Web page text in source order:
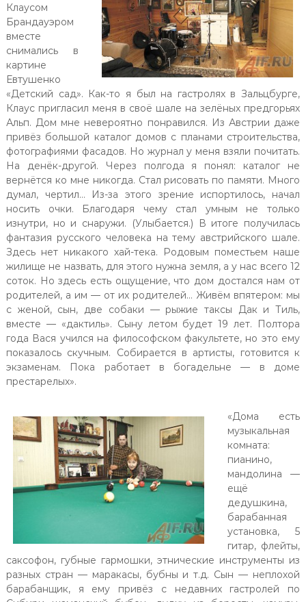
Клаусом
Брандауэром
вместе
снимались в
картине
Евтушенко
«Детский сад». Как-то я был на гастролях в Зальцбурге,
Клаус пригласил меня в своё шале на зелёных предгорьях
Альп. Дом мне невероятно понравился. Из Австрии даже
привёз большой каталог домов с планами строительства,
фотографиями фасадов. Но журнал у меня взяли почитать.
На денёк-другой. Через полгода я понял: каталог не
вернётся ко мне никогда. Стал рисовать по памяти. Много
думал, чертил… Из-за этого зрение испортилось, начал
носить очки. Благодаря чему стал умным не только
изнутри, но и снаружи. (Улыбается.) В итоге получилась
фантазия русского человека на тему австрийского шале.
Здесь нет никакого хай-тека. Родовым поместьем наше
жилище не назвать, для этого нужна земля, а у нас всего 12
соток. Но здесь есть ощущение, что дом достался нам от
родителей, а им — от их родителей… Живём впятером: мы
с женой, сын, две собаки — рыжие таксы Дак и Тиль,
вместе — «дактиль». Сыну летом будет 19 лет. Полтора
года Вася учился на философском факультете, но это ему
показалось скучным. Собирается в артисты, готовится к
экзаменам. Пока работает в богадельне — в доме
престарелых».
«Дома есть
музыкальная
комната:
пианино,
мандолина —
ещё
дедушкина,
барабанная
установка, 5
гитар, флейты,
саксофон, губные гармошки, этнические инструменты из
разных стран — маракасы, бубны и т.д. Сын — неплохой
барабанщик, я ему привёз с недавних гастролей по